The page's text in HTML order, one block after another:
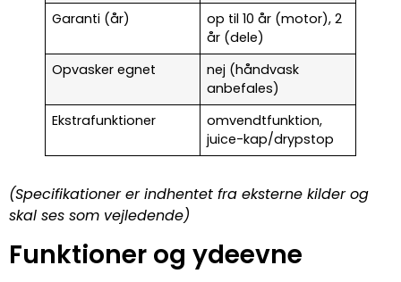
Garanti (år)
op til 10 år (motor), 2
år (dele)
Opvasker egnet
nej (håndvask
anbefales)
Ekstrafunktioner
omvendtfunktion,
juice-kap/drypstop
(Specifikationer er indhentet fra eksterne kilder og
skal ses som vejledende)
Funktioner og ydeevne